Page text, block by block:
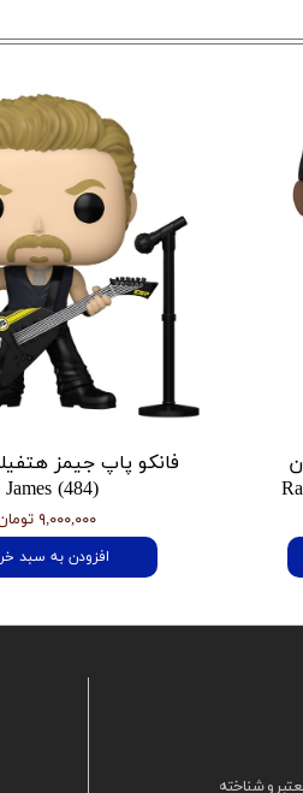
James (484)
۹,۰۰۰,۰۰۰ تومان
افزودن به سبد
و شناخته